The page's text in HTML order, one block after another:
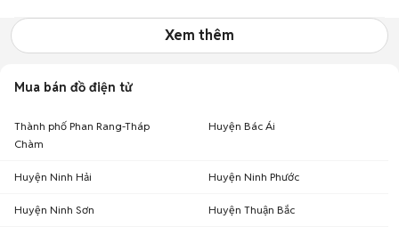
Xem thêm
Mua bán đồ điện tử
Thành phố Phan Rang-Tháp
Chàm
Huyện Bác Ái
Huyện Ninh Hải Huyện Ninh Phước
Huyện Ninh Sơn Huyện Thuận Bắc